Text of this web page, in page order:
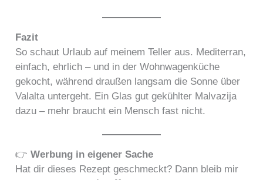
Fazit
So schaut Urlaub auf meinem Teller aus. Mediterran,
einfach, ehrlich – und in der Wohnwagenküche
gekocht, während draußen langsam die Sonne über
Valalta untergeht. Ein Glas gut gekühlter Malvazija
dazu – mehr braucht ein Mensch fast nicht.
👉Werbung in eigener Sache
Hat dir dieses Rezept geschmeckt? Dann bleib mir